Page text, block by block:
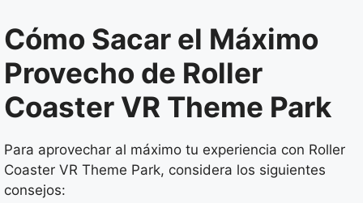
Cómo Sacar el Máximo
Provecho de Roller
Coaster VR Theme Park
Para aprovechar al máximo tu experiencia con Roller
Coaster VR Theme Park, considera los siguientes
consejos: